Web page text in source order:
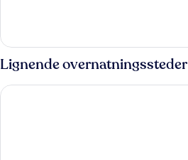
suite
(William)
Lignende overnatningssteder
Catalina Canyon Inn